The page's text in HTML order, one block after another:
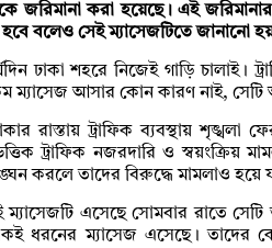
জরিমানা করা হয়েছে। এই
হবে বলেও সেই ম্যাসেজটিতে জানানো
ঢাকা শহরে নিজেই গাড়ি চালাই।
ম্যাসেজ আসার কোন কারণ নাই, সেটি
রাস্তায় ট্রাফিক ব্যবস্থায় শৃঙ্খলা
ট্রাফিক নজরদারি ও স্বয়ংক্রিয়
করলে তাদের বিরুদ্ধে মামলাও হয়ে
ম্যাসেজটি এসেছে সোমবার রাতে
ধরনের ম্যাসেজ এসেছে। তাদের